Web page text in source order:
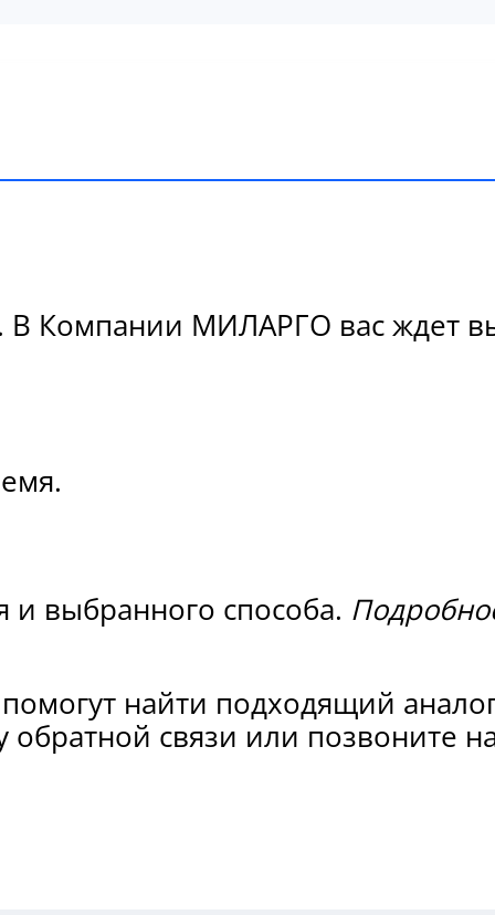
Компании МИЛАРГО вас ждет
и выбранного способа.
найти подходящий
обратной связи или